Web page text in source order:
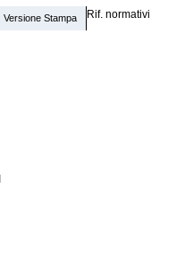
Versione Stampa Rif. normativi